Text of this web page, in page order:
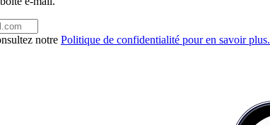
notre Politique de confidentialité pour en savoir plus.